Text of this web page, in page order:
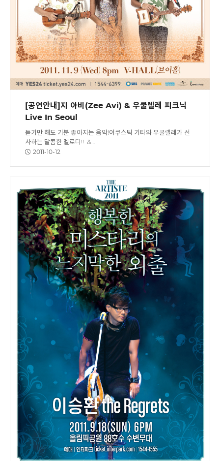
[공연안내]지 아비(Zee Avi) & 우쿨렐레 피크닉
Live In Seoul
듣기만 해도 기분 좋아지는 음악!어쿠스틱 기타와 우쿨렐레가 선
사하는 달콤한 멜로디!! &…
2011-10-12